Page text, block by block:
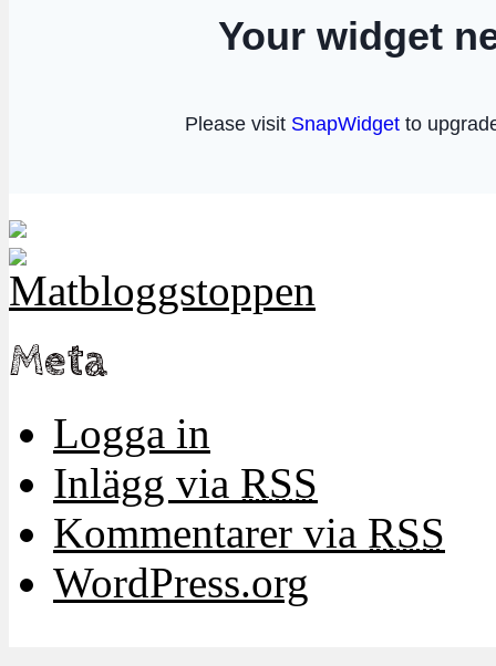
Meta
Logga in
Inlägg via RSS
Kommentarer via RSS
WordPress.org